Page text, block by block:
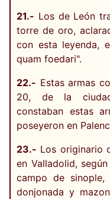
21.- Los de León
torre de oro,
con esta leyenda,
quam foedari".
22.- Estas armas
20, de la
constaban estas
poseyeron en
23.- Los originario
en Valladolid,
campo de
donjonada y